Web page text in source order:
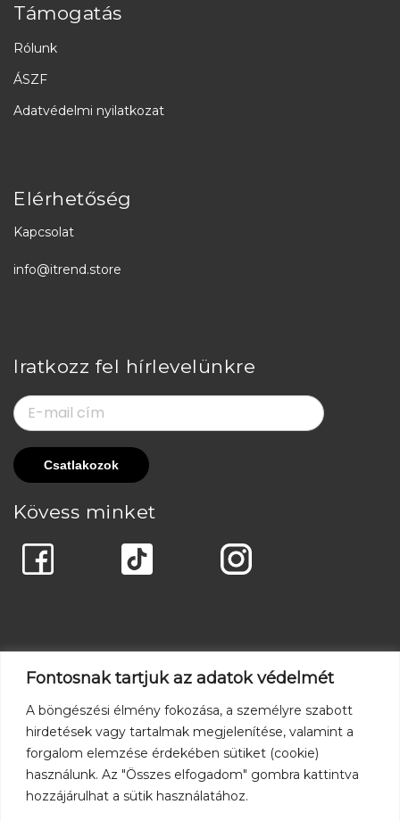
Fontosnak tartjuk az adatok védelmét
A böngészési élmény fokozása, a személyre szabott
hirdetések vagy tartalmak megjelenítése, valamint a
forgalom elemzése érdekében sütiket (cookie)
használunk. Az "Összes elfogadom" gombra kattintva
hozzájárulhat a sütik használatához.
Támogatás
Rólunk
ÁSZF
Adatvédelmi nyilatkozat
Elérhetőség
Kapcsolat
info@itrend.store
Iratkozz fel hírlevelünkre
Kövess minket